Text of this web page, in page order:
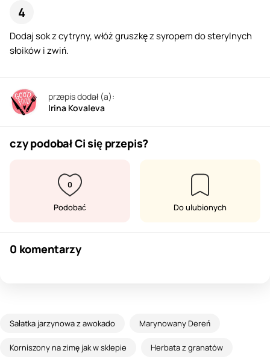
Dodaj sok z cytryny, włóż gruszkę z syropem do sterylnych
słoików i zwiń.
przepis dodał (a):
Irina Kovaleva
czy podobał Ci się przepis?
0
Podobać Do ulubionych
0 komentarzy
Sałatka jarzynowa z awokado Marynowany Dereń
Korniszony na zimę jak w sklepie Herbata z granatów